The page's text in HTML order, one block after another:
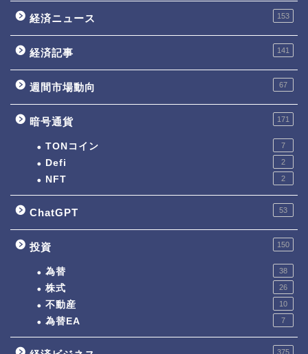
経済ニュース 153
経済記事 141
週間市場動向 67
暗号通貨 171
TONコイン 7
Defi 2
NFT 2
ChatGPT 53
投資 150
為替 38
株式 26
不動産 10
為替EA 7
375